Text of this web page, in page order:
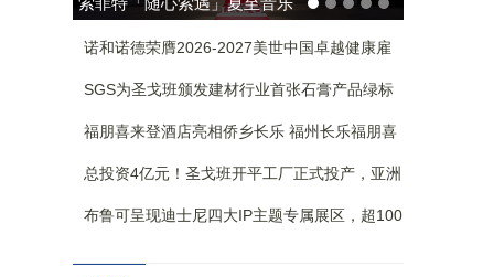
节，乐动多城
诺和诺德荣膺2026-2027美世中国卓越健康雇
SGS为圣戈班颁发建材行业首张石膏产品绿标
福朋喜来登酒店亮相侨乡长乐 福州长乐福朋喜
总投资4亿元！圣戈班开平工厂正式投产，亚洲
布鲁可呈现迪士尼四大IP主题专属展区，超100